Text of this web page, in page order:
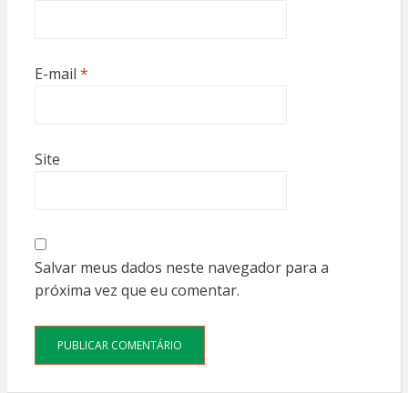
E-mail *
Site
Salvar meus dados neste navegador para a
próxima vez que eu comentar.